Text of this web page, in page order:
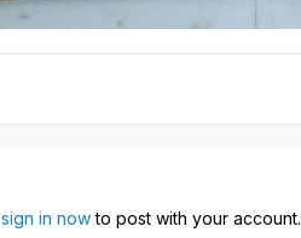
sign in nowto post with your account.